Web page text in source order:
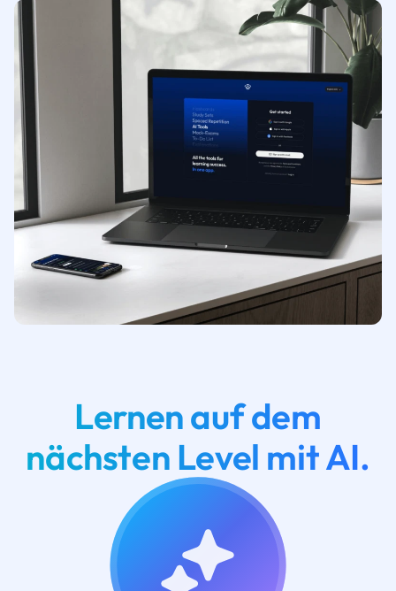
Lernen auf dem
nächsten Level mit AI.